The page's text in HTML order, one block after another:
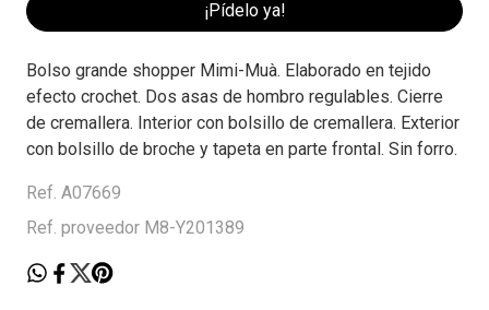
¡Pídelo ya!
Bolso grande shopper Mimi-Muà. Elaborado en tejido
efecto crochet. Dos asas de hombro regulables. Cierre
de cremallera. Interior con bolsillo de cremallera. Exterior
con bolsillo de broche y tapeta en parte frontal. Sin forro.
Ref. A07669
Ref. proveedor M8-Y201389